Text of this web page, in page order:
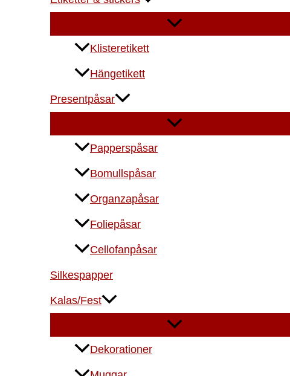
Klisteretikett
Hängetikett
Presentpåsar
Papperspåsar
Bomullspåsar
Organzapåsar
Foliepåsar
Cellofanpåsar
Silkespapper
Kalas/Fest
Dekorationer